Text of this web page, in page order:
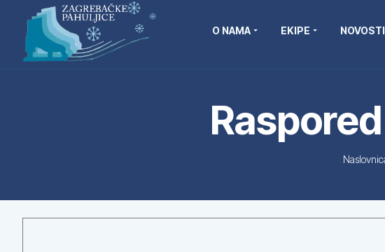
O NAMA EKIPE NOVOSTI